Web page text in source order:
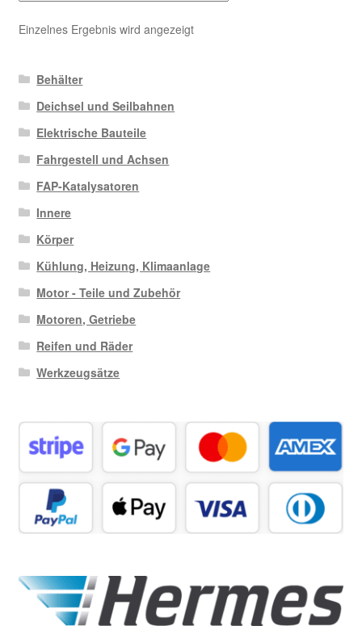
Einzelnes Ergebnis wird angezeigt
Behälter
Deichsel und Seilbahnen
Elektrische Bauteile
Fahrgestell und Achsen
FAP-Katalysatoren
Innere
Körper
Kühlung, Heizung, Klimaanlage
Motor - Teile und Zubehör
Motoren, Getriebe
Reifen und Räder
Werkzeugsätze